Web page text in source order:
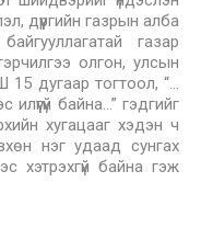
дүүргийн газрын алба
газар
олгон, улсын
15 дугаар тогтоол, “…
байна…” гэдгийг
хугацааг хэдэн ч
нэг удаад сунгах
хэтрэхгүй байна гэж